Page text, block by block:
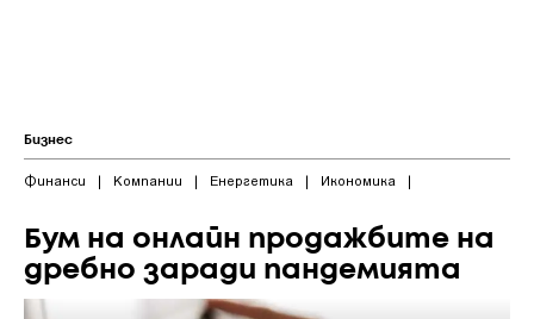
Бизнес
Финанси | Компании | Енергетика | Икономика |
Бум на онлайн продажбите на
дребно заради пандемията